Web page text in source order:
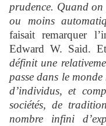
prudence. Quand
ou moins
faisait remarquer
Edward W. Said.
définit une
passe dans le
d’individus, et
sociétés, de
nombre infini